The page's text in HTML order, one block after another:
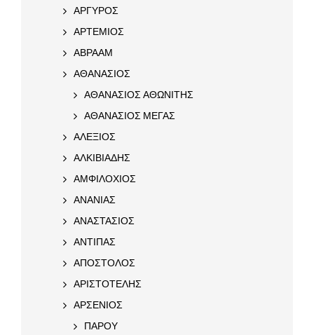
ΑΡΓΥΡΟΣ
ΑΡΤΕΜΙΟΣ
ΑΒΡΑΑΜ
ΑΘΑΝΑΣΙΟΣ
ΑΘΑΝΑΣΙΟΣ ΑΘΩΝΙΤΗΣ
ΑΘΑΝΑΣΙΟΣ ΜΕΓΑΣ
ΑΛΕΞΙΟΣ
ΑΛΚΙΒΙΑΔΗΣ
ΑΜΦΙΛΟΧΙΟΣ
ΑΝΑΝΙΑΣ
ΑΝΑΣΤΑΣΙΟΣ
ΑΝΤΙΠΑΣ
ΑΠΟΣΤΟΛΟΣ
ΑΡΙΣΤΟΤΕΛΗΣ
ΑΡΣΕΝΙΟΣ
ΠΑΡΟΥ